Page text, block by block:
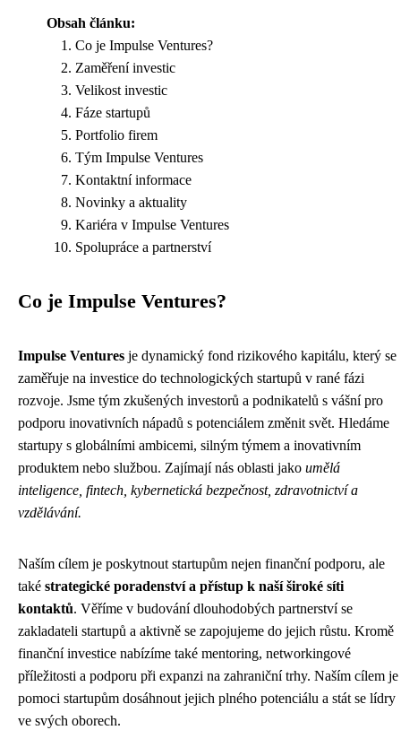
Obsah článku:
Co je Impulse Ventures?
Zaměření investic
Velikost investic
Fáze startupů
Portfolio firem
Tým Impulse Ventures
Kontaktní informace
Novinky a aktuality
Kariéra v Impulse Ventures
Spolupráce a partnerství
Co je Impulse Ventures?
Impulse Ventures je dynamický fond rizikového kapitálu, který se
zaměřuje na investice do technologických startupů v rané fázi
rozvoje. Jsme tým zkušených investorů a podnikatelů s vášní pro
podporu inovativních nápadů s potenciálem změnit svět. Hledáme
startupy s globálními ambicemi, silným týmem a inovativním
produktem nebo službou. Zajímají nás oblasti jako umělá
inteligence, fintech, kybernetická bezpečnost, zdravotnictví a
vzdělávání.
Naším cílem je poskytnout startupům nejen finanční podporu, ale
také strategické poradenství a přístup k naší široké síti
kontaktů. Věříme v budování dlouhodobých partnerství se
zakladateli startupů a aktivně se zapojujeme do jejich růstu. Kromě
finanční investice nabízíme také mentoring, networkingové
příležitosti a podporu při expanzi na zahraniční trhy. Naším cílem je
pomoci startupům dosáhnout jejich plného potenciálu a stát se lídry
ve svých oborech.